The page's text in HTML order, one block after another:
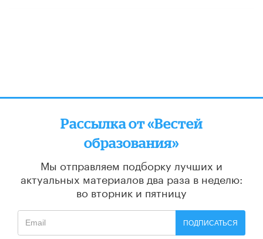
Рассылка от «Вестей
образования»
Мы отправляем подборку лучших и
актуальных материалов два раза в неделю:
во вторник и пятницу
ПОДПИСАТЬСЯ